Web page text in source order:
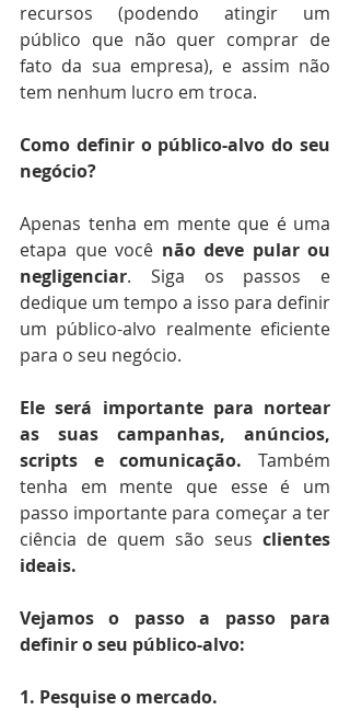
recursos (podendo atingir um
público que não quer comprar de
fato da sua empresa), e assim não
tem nenhum lucro em troca.
Como definir o público-alvo do seu
negócio?
Apenas tenha em mente que é uma
etapa que você não deve pular ou
negligenciar. Siga os passos e
dedique um tempo a isso para definir
um público-alvo realmente eficiente
para o seu negócio.
Ele será importante para nortear
as suas campanhas, anúncios,
scripts e comunicação. Também
tenha em mente que esse é um
passo importante para começar a ter
ciência de quem são seus clientes
ideais.
Vejamos o passo a passo para
definir o seu público-alvo:
1. Pesquise o mercado.